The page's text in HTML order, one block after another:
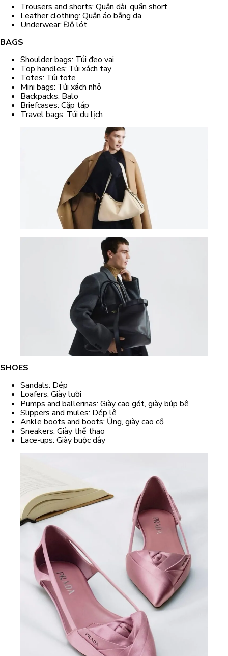
Trousers and shorts: Quần dài, quần short
Leather clothing: Quần áo bằng da
Underwear: Đồ lót
BAGS
Shoulder bags: Túi đeo vai
Top handles: Túi xách tay
Totes: Túi tote
Mini bags: Túi xách nhỏ
Backpacks: Balo
Briefcases: Cặp táp
Travel bags: Túi du lịch
SHOES
Sandals: Dép
Loafers: Giày lười
Pumps and ballerinas: Giày cao gót, giày búp bê
Slippers and mules: Dép lê
Ankle boots and boots: Ủng, giày cao cổ
Sneakers: Giày thể thao
Lace-ups: Giày buộc dây